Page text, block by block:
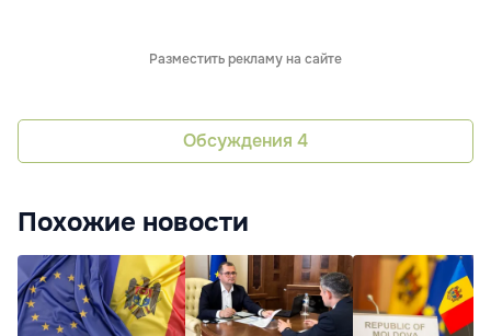
Разместить рекламу на сайте
Обсуждения 4
Похожие новости